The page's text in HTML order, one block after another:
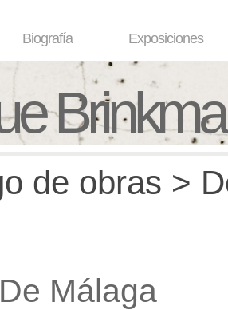
Biografía Exposiciones
de obras >
Málaga